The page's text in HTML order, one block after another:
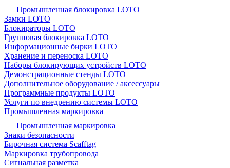
Промышленная блокировка LOTO
Замки LOTO
Блокираторы LOTO
Групповая блокировка LOTO
Информационные бирки LOTO
Хранение и переноска LOTO
Наборы блокирующих устройств LOTO
Демонстрационные стенды LOTO
Дополнительное оборудование / аксессуары
Программные продукты LOTO
Услуги по внедрению системы LOTO
Промышленная маркировка
Промышленная маркировка
Знаки безопасности
Бирочная система Scafftag
Маркировка трубопровода
Сигнальная разметка